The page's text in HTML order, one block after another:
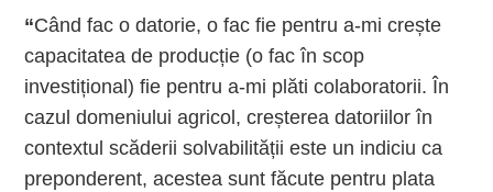
“Când fac o datorie, o fac fie pentru a-mi crește
capacitatea de producție (o fac în scop
investițional) fie pentru a-mi plăti colaboratorii. În
cazul domeniului agricol, creșterea datoriilor în
contextul scăderii solvabilității este un indiciu ca
preponderent, acestea sunt făcute pentru plata